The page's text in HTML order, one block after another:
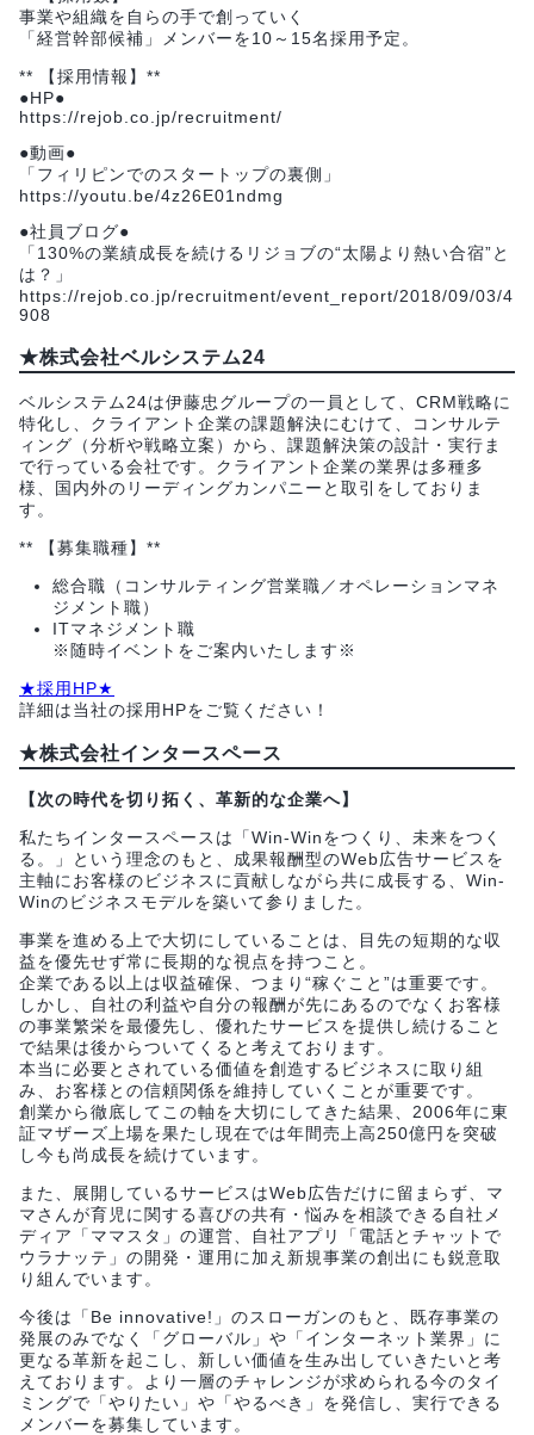
事業や組織を自らの手で創っていく
「経営幹部候補」メンバーを10～15名採用予定。
** 【採用情報】**
●HP●
https://rejob.co.jp/recruitment/
●動画●
「フィリピンでのスタートップの裏側」
https://youtu.be/4z26E01ndmg
●社員ブログ●
「130%の業績成長を続けるリジョブの“太陽より熱い合宿”と
は？」
https://rejob.co.jp/recruitment/event_report/2018/09/03/4
908
★株式会社ベルシステム24
ベルシステム24は伊藤忠グループの一員として、CRM戦略に
特化し、クライアント企業の課題解決にむけて、コンサルテ
ィング（分析や戦略立案）から、課題解決策の設計・実行ま
で行っている会社です。クライアント企業の業界は多種多
様、国内外のリーディングカンパニーと取引をしておりま
す。
** 【募集職種】**
総合職（コンサルティング営業職／オペレーションマネ
ジメント職）
ITマネジメント職
※随時イベントをご案内いたします※
★採用HP★
詳細は当社の採用HPをご覧ください！
★株式会社インタースペース
【次の時代を切り拓く、革新的な企業へ】
私たちインタースペースは「Win-Winをつくり、未来をつく
る。」という理念のもと、成果報酬型のWeb広告サービスを
主軸にお客様のビジネスに貢献しながら共に成長する、Win-
Winのビジネスモデルを築いて参りました。
事業を進める上で大切にしていることは、目先の短期的な収
益を優先せず常に長期的な視点を持つこと。
企業である以上は収益確保、つまり“稼ぐこと”は重要です。
しかし、自社の利益や自分の報酬が先にあるのでなくお客様
の事業繁栄を最優先し、優れたサービスを提供し続けること
で結果は後からついてくると考えております。
本当に必要とされている価値を創造するビジネスに取り組
み、お客様との信頼関係を維持していくことが重要です。
創業から徹底してこの軸を大切にしてきた結果、2006年に東
証マザーズ上場を果たし現在では年間売上高250億円を突破
し今も尚成長を続けています。
また、展開しているサービスはWeb広告だけに留まらず、マ
マさんが育児に関する喜びの共有・悩みを相談できる自社メ
ディア「ママスタ」の運営、自社アプリ「電話とチャットで
ウラナッテ」の開発・運用に加え新規事業の創出にも鋭意取
り組んでいます。
今後は「Be innovative!」のスローガンのもと、既存事業の
発展のみでなく「グローバル」や「インターネット業界」に
更なる革新を起こし、新しい価値を生み出していきたいと考
えております。より一層のチャレンジが求められる今のタイ
ミングで「やりたい」や「やるべき」を発信し、実行できる
メンバーを募集しています。